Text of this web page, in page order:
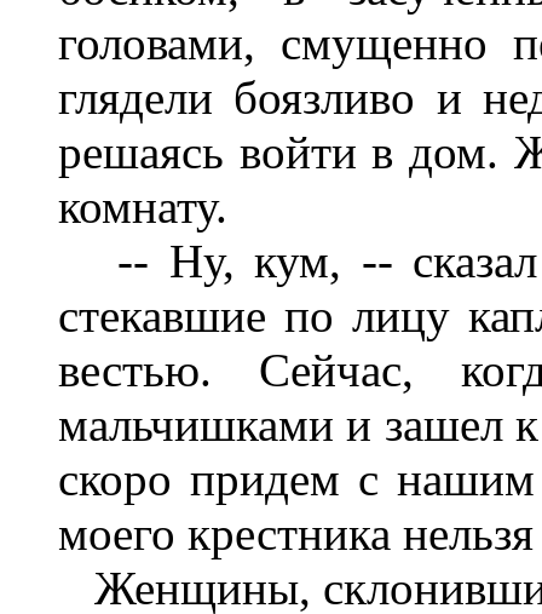
головами, смущенно
глядели боязливо и
решаясь войти в дом.
комнату.
-- Ну, кум, -- сказал
стекавшие по лицу
вестью. Сейчас,
мальчишками и зашел к
скоро придем с нашим
моего крестника
Женщины,